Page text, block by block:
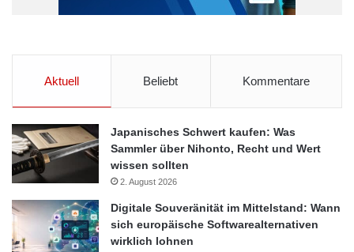
Aktuell Beliebt Kommentare
Japanisches Schwert kaufen: Was
Sammler über Nihonto, Recht und Wert
wissen sollten
2. August 2026
Digitale Souveränität im Mittelstand: Wann
sich europäische Softwarealternativen
wirklich lohnen